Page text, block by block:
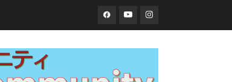
FacebookYouTubeInstagram